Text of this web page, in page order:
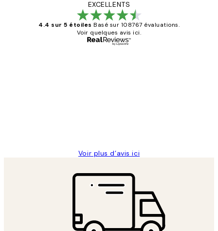
EXCELLENTS
4.4 sur 5 étoiles Basé sur 108767 évaluations.
Voir quelques avis ici.
Voir plus d’avis ici